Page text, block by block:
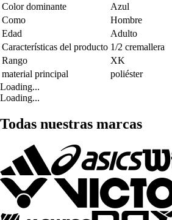
Color dominante
Azul
Como
Hombre
Edad
Adulto
Características del producto 1/2 cremallera
Rango
XK
material principal
poliéster
Loading...
Loading...
Todas nuestras marcas